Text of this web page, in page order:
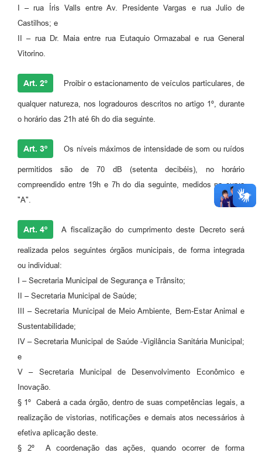
I – rua Íris Valls entre Av. Presidente Vargas e rua Julio de
Castilhos; e
II – rua Dr. Maia entre rua Eutaquio Ormazabal e rua General
Vitorino.
Art. 2º Proibir o estacionamento de veículos particulares, de
qualquer natureza, nos logradouros descritos no artigo 1º, durante
o horário das 21h até 6h do dia seguinte.
Art. 3º Os níveis máximos de intensidade de som ou ruídos
permitidos são de 70 dB (setenta decibéis), no horário
compreendido entre 19h e 7h do dia seguinte, medidos na curva
"A".
Art. 4º A fiscalização do cumprimento deste Decreto será
realizada pelos seguintes órgãos municipais, de forma integrada
ou individual:
I – Secretaria Municipal de Segurança e Trânsito;
II – Secretaria Municipal de Saúde;
III – Secretaria Municipal de Meio Ambiente, Bem-Estar Animal e
Sustentabilidade;
IV – Secretaria Municipal de Saúde -Vigilância Sanitária Municipal;
e
V – Secretaria Municipal de Desenvolvimento Econômico e
Inovação.
§ 1º Caberá a cada órgão, dentro de suas competências legais, a
realização de vistorias, notificações e demais atos necessários à
efetiva aplicação deste.
§ 2º A coordenação das ações, quando ocorrer de forma